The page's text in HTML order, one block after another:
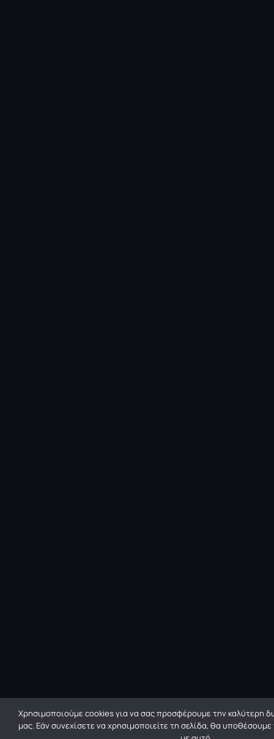
Χρησιμοποιούμε cookies για να σας προσφέρουμε την καλύτερη
μας. Εάν συνεχίσετε να χρησιμοποιείτε τη σελίδα, θα